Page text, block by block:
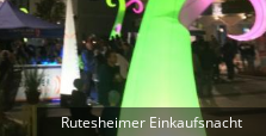
Rutesheimer Einkaufsnacht